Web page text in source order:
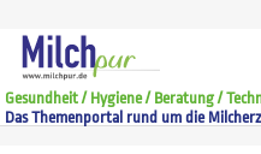
Gesundheit / Hygiene / Beratung /
Das Themenportal rund um die